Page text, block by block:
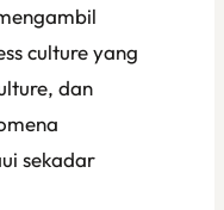
culture yang
dan
sekadar